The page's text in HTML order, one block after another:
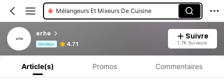
Petit Ensemble électrique De Cuisine
erhe
Vendeur 4.71
Suivre
1.7K Suiveurs
Informations produit : Divulgation des prix, détails sur les ventes et le stock.
Article(s) Promos Commentaires